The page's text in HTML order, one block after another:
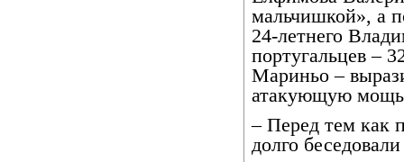
мальчишкой», а
24-летнего
португальцев –
Мариньо –
атакующую
– Перед тем как
долго